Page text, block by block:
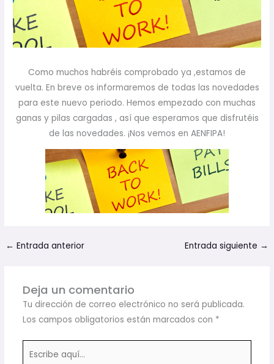
Como muchos habréis comprobado ya ,estamos de
vuelta. En breve os informaremos de todas las novedades
para este nuevo periodo. Hemos empezado con muchas
ganas y pilas cargadas , así que esperamos que disfrutéis
de las novedades. ¡Nos vemos en AENFIPA!
← Entrada anterior Entrada siguiente →
Deja un comentario
Tu dirección de correo electrónico no será publicada.
Los campos obligatorios están marcados con *